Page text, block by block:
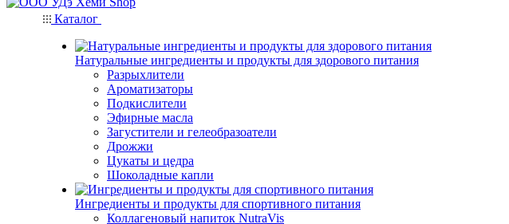
Каталог
Натуральные ингредиенты и продукты для здорового питания
Разрыхлители
Ароматизаторы
Подкислители
Эфирные масла
Загустители и гелеобразоатели
Дрожжи
Цукаты и цедра
Шоколадные капли
Ингредиенты и продукты для спортивного питания
Коллагеновый напиток NutraVis